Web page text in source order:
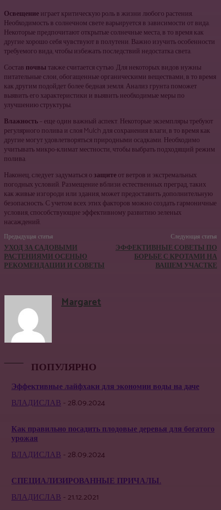
Освещениеиграет критическую роль в жизни любого растения.
Необходимость в солнечном свете варьируется в зависимости от вида.
Некоторые предпочитают открытые солнечные места, в то время как
другие хорошо себя чувствуют в полутени. Важно изучить особенности
требуемого вида, чтобы избежать последствий недостатка света.
Состав почвытакже считается сутью. Для некоторых видов нужны
питательные слои, обогащенные органическими веществами, в то время
как другим подойдет более бедная земля. Анализ грунта поможет
выявить его характеристики и выявить необходимые меры по
улучшению структуры.
Влажность– еще один важный аспект. Некоторые экземпляры требуют
регулярного полива и слоя Mulch для сохранения влаги, в то время как
другие могут удовлетворяться природными осадками. Необходимо
учитывать микро-климат местности, чтобы выбрать подходящий режим
полива.
Наконец, следует задуматься озащитеот ветров и экстремальных
погодных условий. Размещение вблизи естественных преград, таких
как живые изгороди или здания, может предоставить дополнительную
безопасность. С учетом всех этих факторов можно создать гармоничные
условия, способствующие эффективному развитию зеленых
насаждений.
Предыдущая статья
УХОД ЗА САДОВЫМИ
РАСТЕНИЯМИ ОСЕНЬЮ
РЕКОМЕНДАЦИИ И СОВЕТЫ
Следующая статья
ЭФФЕКТИВНЫЕ СОВЕТЫ ПО
БОРЬБЕ С КРОТАМИ НА
ВАШЕМ УЧАСТКЕ
Margaret
ПОПУЛЯРНО
Эффективные лайфхаки для экономии воды на даче
ВЛАДИСЛАВ- 28.09.2024
Как правильно посадить плодовые деревья для богатого
урожая
ВЛАДИСЛАВ- 28.09.2024
СПЕЦИАЛИЗИРОВАННЫЕ ПРИЧАЛЫ.
ВЛАДИСЛАВ- 21.12.2021